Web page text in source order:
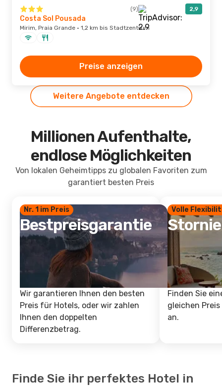
(9) 2,9
Costa Sol Pousada
Mirim, Praia Grande · 1,2 km bis Stadtzentrum
Preise anzeigen
Weitere Angebote entdecken
Millionen Aufenthalte,
endlose Möglichkeiten
Von lokalen Geheimtipps zu globalen Favoriten zum
garantiert besten Preis
Nr. 1 im Preis
Bestpreisgarantie
Wir garantieren Ihnen den besten
Preis für Hotels, oder wir zahlen
Ihnen den doppelten
Differenzbetrag.
Volle
Finden Sie
gleichen
an.
Finde Sie ihr perfektes Hotel in